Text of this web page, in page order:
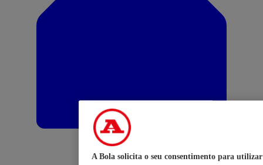
A Bola solicita o seu consentimento para utilizar